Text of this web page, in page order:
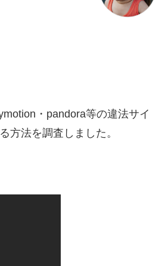
・pandora等の違法サイ
方法を調査しました。